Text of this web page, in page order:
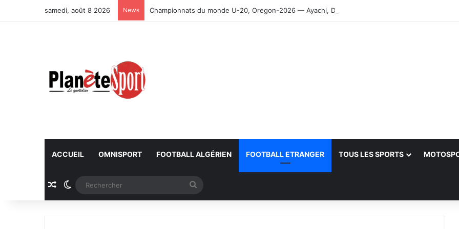
samedi, août 8 2026 News Championnats du monde U-20, Oregon-2026 — Ayachi, Dissa, Touahria et Ghezali en finale
ACCUEIL OMNISPORT FOOTBALL ALGÉRIEN FOOTBALL ETRANGER TOUS LES SPORTS
Article Aléatoire
Switch skin